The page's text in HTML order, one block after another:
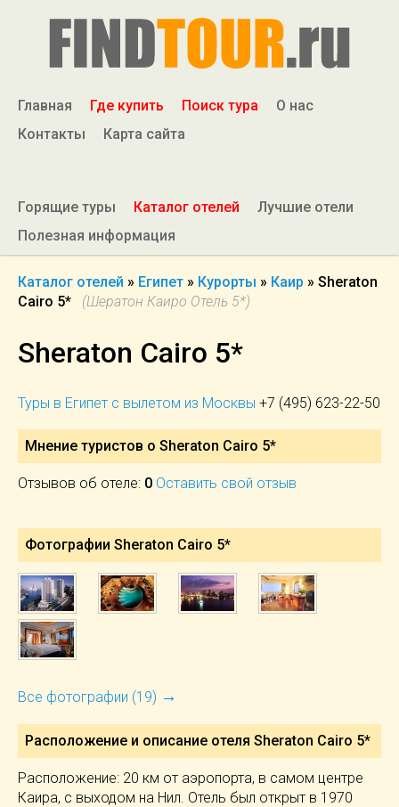
Главная Где купить Поиск тура
О нас
Контакты
Карта сайта
Горящие туры Каталог отелей
Лучшие отели
Полезная информация
Каталог отелей » Египет » Курорты » Каир » Sheraton
Cairo 5*
(Шератон Каиро Отель 5*)
Sheraton Cairo 5*
Туры в Египет с вылетом из Москвы +7 (495) 623-22-50
Мнение туристов о Sheraton Cairo 5*
Отзывов об отеле: 0 Оставить свой отзыв
Фотографии Sheraton Cairo 5*
Все фотографии (19) →
Расположение и описание отеля Sheraton Cairo 5*
Расположение: 20 км от аэропорта, в самом центре
Каира, с выходом на Нил. Отель был открыт в 1970